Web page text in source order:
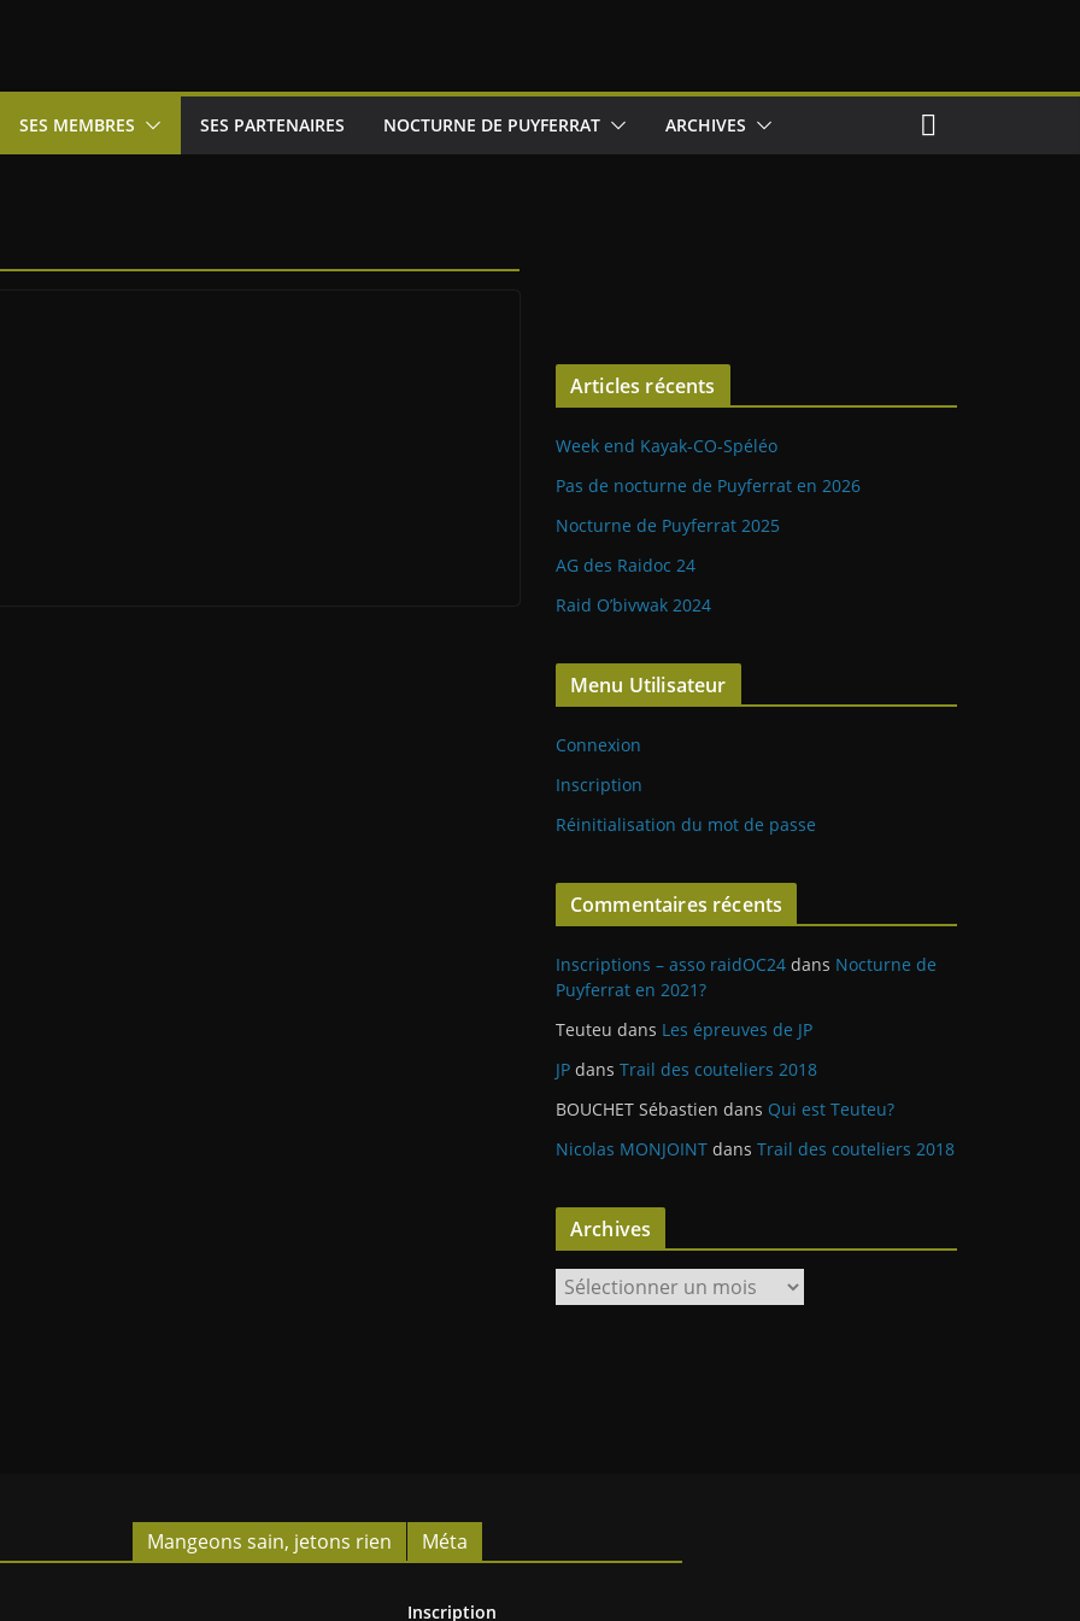
SES MEMBRES SES PARTENAIRES NOCTURNE DE PUYFERRAT ARCHIVES
Articles récents
Week end Kayak-CO-Spéléo
Pas de nocturne de Puyferrat en 2026
Nocturne de Puyferrat 2025
AG des Raidoc 24
Raid O’bivwak 2024
Menu Utilisateur
Connexion
Inscription
Réinitialisation du mot de passe
Commentaires récents
Inscriptions – asso raidOC24 dans Nocturne de
Puyferrat en 2021?
Teuteu dans Les épreuves de JP
JP dans Trail des couteliers 2018
BOUCHET Sébastien dans Qui est Teuteu?
Nicolas MONJOINT dans Trail des couteliers 2018
Archives
r
Mangeons sain, jetons rien Méta
Inscription